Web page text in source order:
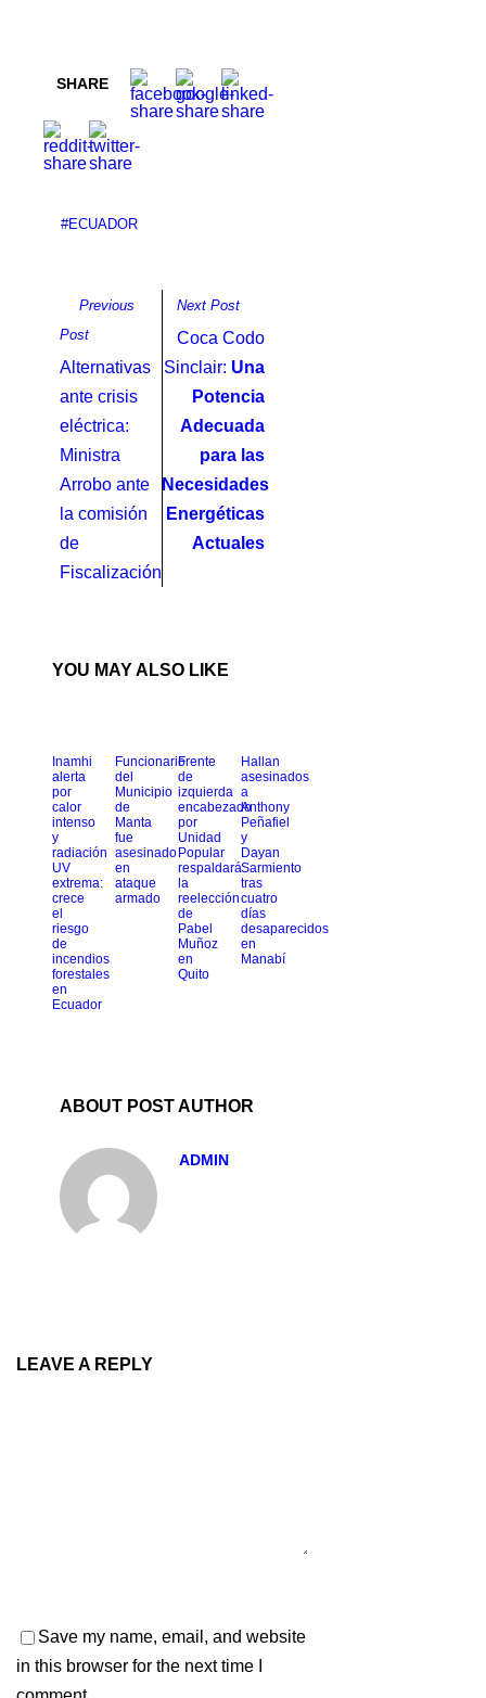
SHARE
#ECUADOR
Previous
Post
Alternativas
ante crisis
eléctrica:
Ministra
Arrobo ante
la comisión
de
Fiscalización
Next Post
Coca Codo
Sinclair: Una
Potencia
Adecuada
para las
Necesidades
Energéticas
Actuales
YOU MAY ALSO LIKE
Inamhi
alerta
por
calor
intenso
y
radiación
UV
extrema:
crece
el
riesgo
de
incendios
forestales
en
Ecuador
Funcionario
del
Municipio
de
Manta
fue
asesinado
en
ataque
armado
Frente
de
izquierda
encabezado
por
Unidad
Popular
respaldará
la
reelección
de
Pabel
Muñoz
en
Quito
Hallan
asesinados
a
Anthony
Peñafiel
y
Dayan
Sarmiento
tras
cuatro
días
desaparecidos
en
Manabí
ABOUT POST AUTHOR
ADMIN
LEAVE A REPLY
Save my name, email, and website
in this browser for the next time I